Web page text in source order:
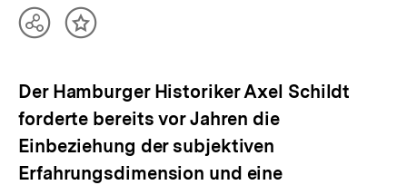
TeilenInhalt
Der Hamburger Historiker Axel Schildt
forderte bereits vor Jahren die
Einbeziehung der subjektiven
Erfahrungsdimension und eine